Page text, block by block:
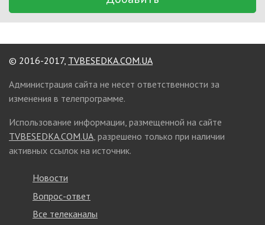
© 2016-2017, TVBESEDKA.COM.UA
Администрация сайта не несет ответственности за
изменения в телепрограмме.
Использование информации, размещенной на сайте
TVBESEDKA.COM.UA , разрешено только при наличии
активных ссылок на источник.
Новости
Вопрос-ответ
Все телеканалы